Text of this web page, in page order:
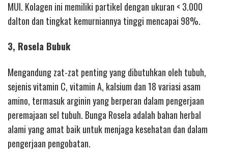
MUI. Kolagen ini memiliki partikel dengan ukuran < 3.000
dalton dan tingkat kemurniannya tinggi mencapai 98%.
3, Rosela Bubuk
Mengandung zat-zat penting yang dibutuhkan oleh tubuh,
sejenis vitamin C, vitamin A, kalsium dan 18 variasi asam
amino, termasuk arginin yang berperan dalam pengerjaan
peremajaan sel tubuh. Bunga Rosela adalah bahan herbal
alami yang amat baik untuk menjaga kesehatan dan dalam
pengerjaan pengobatan.